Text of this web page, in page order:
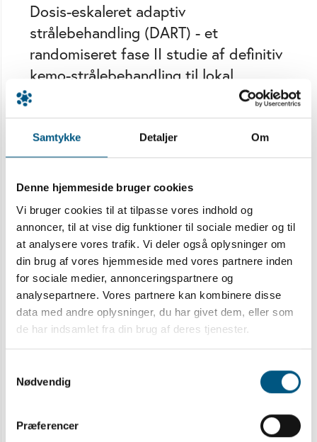
Samtykke Detaljer Om
Denne hjemmeside bruger cookies
Vi bruger cookies til at tilpasse vores indhold og
annoncer, til at vise dig funktioner til sociale medier og til
at analysere vores trafik. Vi deler også oplysninger om
din brug af vores hjemmeside med vores partnere inden
for sociale medier, annonceringspartnere og
analysepartnere. Vores partnere kan kombinere disse
data med andre oplysninger, du har givet dem, eller som
de har indsamlet fra din brug af deres tjenester.
Nødvendig
Præferencer
Dosis-eskaleret adaptiv
strålebehandling (DART) - et
randomiseret fase II studie af definitiv
kemo-strålebehandling til lokal
avanceret esophagus cancer
I Danmark diagnosticeres der hvert år ca. 1000
nye patienter med kræft i spiserør og
mavemund. Operation er den primære
sygdom. Patienter det ikke er muligt at
operere, behandles med kemo-
strålebehandling, men disse patienter har en 5-
års overlevelse på kun 15-25%.
Formålet med studiet er at undersøge effekten
af eskaleret stråledosis til de mest PET-aktive
dele aftumor
og lymfekirtler sammenlignet
med standard strålebehandling hos patienter
med lokal avanceret esophagus cancer.
211 deltagere
Find mere information om studiet her.